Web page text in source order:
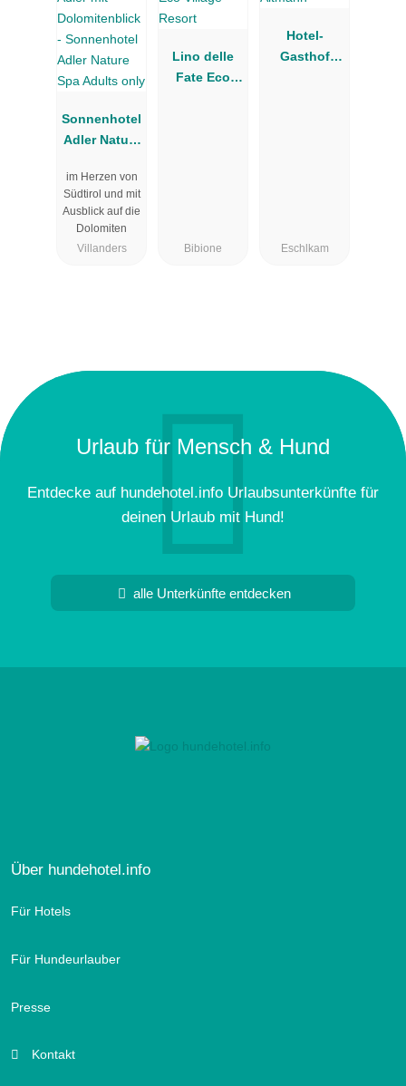
Sonnenhotel
Adler Nature
only
im Herzen von
Südtirol und mit
Ausblick auf die
Dolomiten
Villanders
Lino delle
Fate Eco
Bibione
Hotel-
Gasthof
Eschlkam
Urlaub für Mensch & Hund
Entdecke auf hundehotel.info Urlaubsunterkünfte für
deinen Urlaub mit Hund!
alle Unterkünfte entdecken
Über hundehotel.info
Für Hotels
Für Hundeurlauber
Presse
Kontakt